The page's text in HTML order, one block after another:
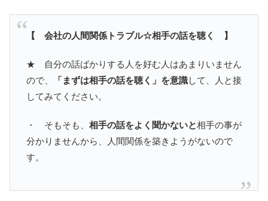
【 会社の人間関係トラブル☆相手の話を聴く 】
★ 自分の話ばかりする人を好む人はあまりいません
ので、
「まずは相手の話を聴く」を意識して、人と接
してみてください。
・ そもそも、 相手の話をよく聞かないと相手の事が
分かりませんから、人間関係を築きようがないので
す。